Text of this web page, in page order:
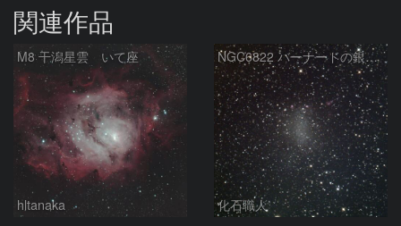
関連作品
M8 干潟星雲 いて座
hltanaka
NGC6822 バーナードの銀河 いて座
化石職人